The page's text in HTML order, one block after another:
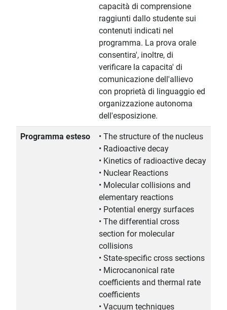
capacità di comprensione
raggiunti dallo studente sui
contenuti indicati nel
programma. La prova orale
consentira', inoltre, di
verificare la capacita' di
comunicazione dell'allievo
con proprietà di linguaggio ed
organizzazione autonoma
dell'esposizione.
Programma esteso
• The structure of the nucleus
• Radioactive decay
• Kinetics of radioactive decay
• Nuclear Reactions
• Molecular collisions and
elementary reactions
• Potential energy surfaces
• The differential cross
section for molecular
collisions
• State-specific cross sections
• Microcanonical rate
coefficients and thermal rate
coefficients
• Vacuum techniques